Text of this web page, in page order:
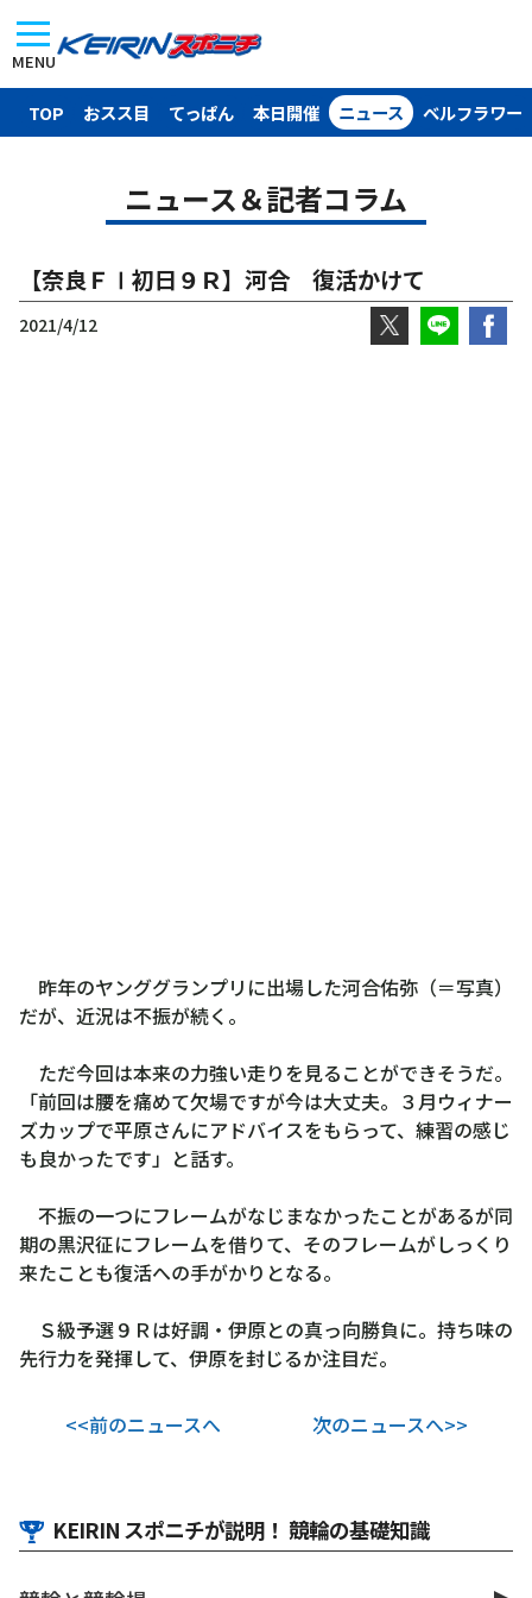
MENU
TOP おスス目 てっぱん 本日開催 ニュース ベルフラワー
ニュース＆記者コラム
【奈良ＦⅠ初日９Ｒ】河合 復活かけて
2021/4/12
昨年のヤンググランプリに出場した河合佑弥（＝写真）
だが、近況は不振が続く。
ただ今回は本来の力強い走りを見ることができそうだ。
「前回は腰を痛めて欠場ですが今は大丈夫。３月ウィナー
ズカップで平原さんにアドバイスをもらって、練習の感じ
も良かったです」と話す。
不振の一つにフレームがなじまなかったことがあるが同
期の黒沢征にフレームを借りて、そのフレームがしっくり
来たことも復活への手がかりとなる。
Ｓ級予選９Ｒは好調・伊原との真っ向勝負に。持ち味の
先行力を発揮して、伊原を封じるか注目だ。
<<前のニュースへ 次のニュースへ>>
KEIRIN スポニチが説明！ 競輪の基礎知識